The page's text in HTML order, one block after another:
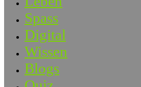
Spass
Digital
Wissen
Blogs